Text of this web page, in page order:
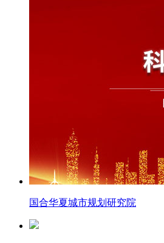
国合华夏城市规划研究院